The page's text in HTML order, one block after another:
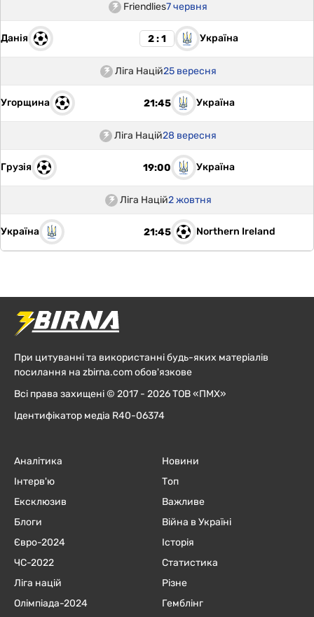
Friendlies7 червня
Данія 2 : 1 Україна
Ліга Націй25 вересня
Угорщина 21:45 Україна
Ліга Націй28 вересня
Грузія 19:00 Україна
Ліга Націй2 жовтня
Україна 21:45 Northern Ireland
При цитуванні та використанні будь-яких матеріалів
посилання на zbirna.com обов'язкове
Всі права захищені © 2017 - 2026 ТОВ «ПМХ»
Ідентифікатор медіа R40-06374
Аналітика
Інтерв'ю
Ексклюзив
Блоги
Євро-2024
ЧC-2022
Ліга націй
Олімпіада-2024
Новини
Топ
Важливе
Війна в Україні
Історія
Статистика
Різне
Гемблінг